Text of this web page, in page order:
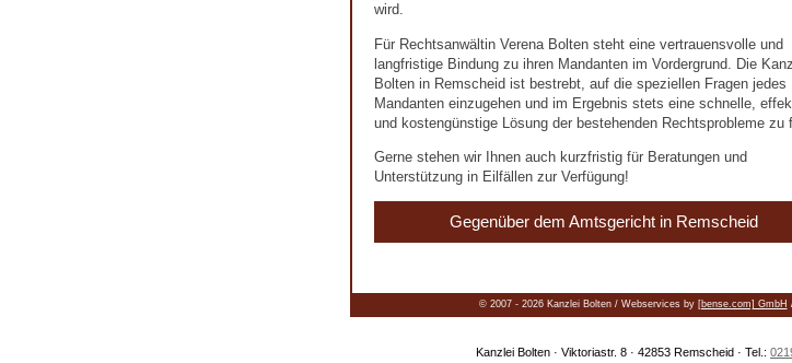
wird.
Für Rechtsanwältin Verena Bolten steht eine vertrauensvolle und
langfristige Bindung zu ihren Mandanten im Vordergrund. Die
Bolten in Remscheid ist bestrebt, auf die speziellen Fragen jedes
Mandanten einzugehen und im Ergebnis stets eine schnelle,
und kostengünstige Lösung der bestehenden Rechtsprobleme zu
Gerne stehen wir Ihnen auch kurzfristig für Beratungen und
Unterstützung in Eilfällen zur Verfügung!
Gegenüber dem Amtsgericht in Remscheid
© 2007 - 2026 Kanzlei Bolten / Webservices by [bense.com] GmbH
Kanzlei Bolten · Viktoriastr. 8 · 42853 Remscheid · Tel.: